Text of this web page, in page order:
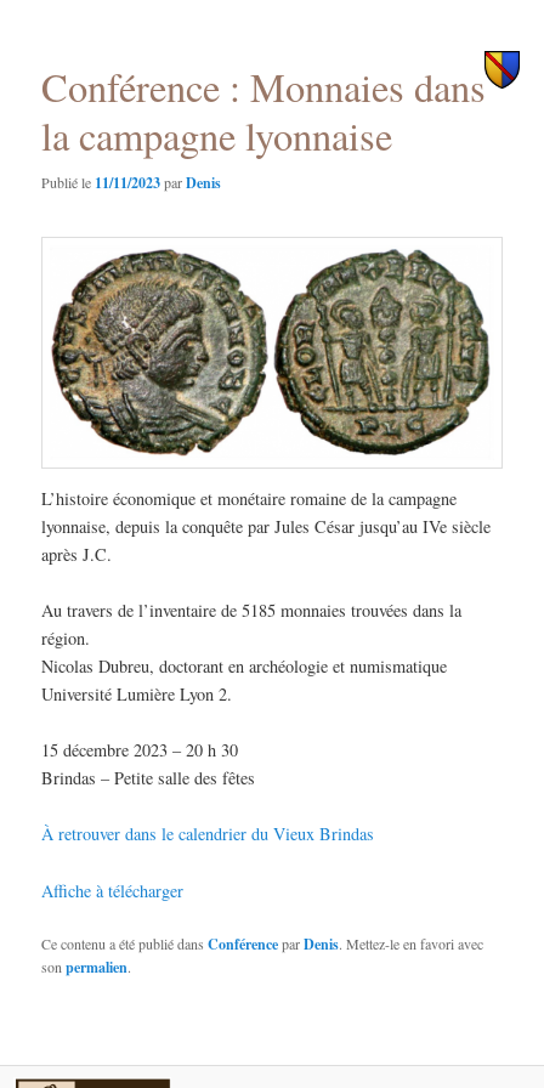
Conférence : Monnaies dans
la campagne lyonnaise
Publié le 11/11/2023parDenis
L’histoire économique et monétaire romaine de la campagne
lyonnaise, depuis la conquête par Jules César jusqu’au IVe siècle
après J.C.
Au travers de l’inventaire de 5185 monnaies trouvées dans la
région.
Nicolas Dubreu, doctorant en archéologie et numismatique
Université Lumière Lyon 2.
15 décembre 2023 – 20 h 30
Brindas – Petite salle des fêtes
À retrouver dans le calendrier du Vieux Brindas
Affiche à télécharger
Ce contenu a été publié dansConférenceparDenis. Mettez-le en favori avec
sonpermalien.